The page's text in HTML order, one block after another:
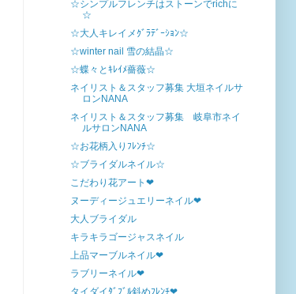
☆シンプルフレンチはストーンでrichに
☆
☆大人キレイメｸﾞﾗﾃﾞｰｼｮﾝ☆
☆winter nail 雪の結晶☆
☆蝶々とｷﾚｲﾒ薔薇☆
ネイリスト＆スタッフ募集 大垣ネイルサ
ロンNANA
ネイリスト＆スタッフ募集 岐阜市ネイ
ルサロンNANA
☆お花柄入りﾌﾚﾝﾁ☆
☆ブライダルネイル☆
こだわり花アート❤
ヌーディージュエリーネイル❤
大人ブライダル
キラキラゴージャスネイル
上品マーブルネイル❤
ラブリーネイル❤